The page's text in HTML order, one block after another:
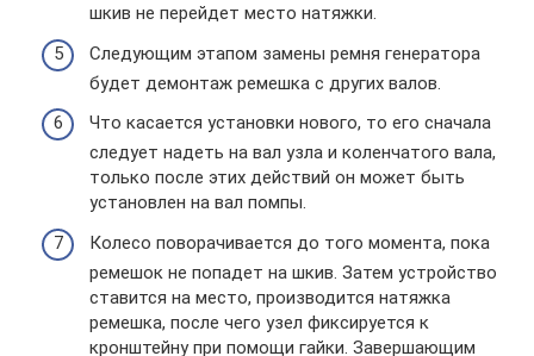
шкив не перейдет место натяжки.
Следующим этапом замены ремня генератора
будет демонтаж ремешка с других валов.
Что касается установки нового, то его сначала
следует надеть на вал узла и коленчатого вала,
только после этих действий он может быть
установлен на вал помпы.
Колесо поворачивается до того момента, пока
ремешок не попадет на шкив. Затем устройство
ставится на место, производится натяжка
ремешка, после чего узел фиксируется к
кронштейну при помощи гайки. Завершающим